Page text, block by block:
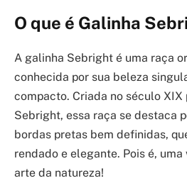
O que é Galinha
A galinha Sebright é uma raça
conhecida por sua beleza
compacto. Criada no século XIX
Sebright, essa raça se destaca
bordas pretas bem definidas,
rendado e elegante. Pois é,
arte da natureza!